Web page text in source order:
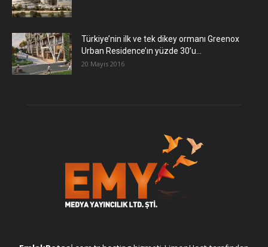
Türkiye’nin ilk ve tek dikey ormanı Greenox
Urban Residence’ın yüzde 30’u...
20 Mayıs 2016